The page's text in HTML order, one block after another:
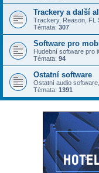
Trackery a další
Trackery, Reason, FL
Témata: 307
Software pro
Hudební software pro
Témata: 94
Ostatní software
Ostatní audio
Témata: 1391